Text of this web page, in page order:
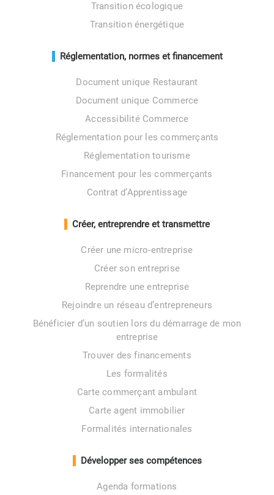
Transition écologique
Transition énergétique
Réglementation, normes et financement
Document unique Restaurant
Document unique Commerce
Accessibilité Commerce
Réglementation pour les commerçants
Réglementation tourisme
Financement pour les commerçants
Contrat d’Apprentissage
Créer, entreprendre et transmettre
Créer une micro-entreprise
Créer son entreprise
Reprendre une entreprise
Rejoindre un réseau d’entrepreneurs
Bénéficier d’un soutien lors du démarrage de mon
entreprise
Trouver des financements
Les formalités
Carte commerçant ambulant
Carte agent immobilier
Formalités internationales
Développer ses compétences
Agenda formations